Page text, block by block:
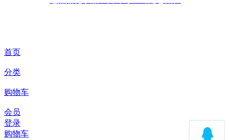
首页
分类
购物车
会员
登录
购物车